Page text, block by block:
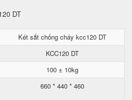
Két sắt chống cháy kcc120 DT
KCC120 DT
100 ± 10kg
660 * 440 * 460